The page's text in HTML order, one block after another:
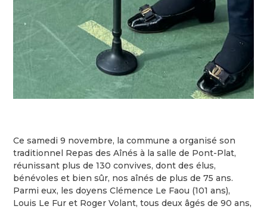
Ce samedi 9 novembre, la commune a organisé son
traditionnel Repas des Aînés à la salle de Pont-Plat,
réunissant plus de 130 convives, dont des élus,
bénévoles et bien sûr, nos aînés de plus de 75 ans.
Parmi eux, les doyens Clémence Le Faou (101 ans),
Louis Le Fur et Roger Volant, tous deux âgés de 90 ans,